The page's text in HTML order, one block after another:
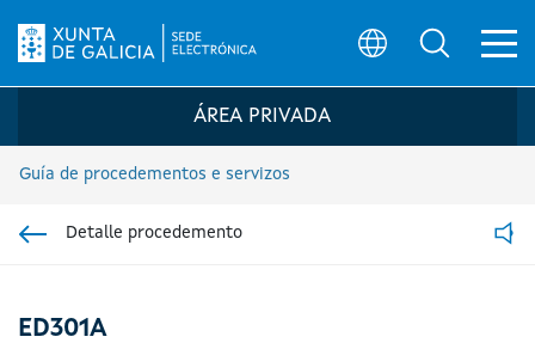
Logo da Sede electrónica da Xunta de
ÁREA PRIVADA
Guía de procedementos e servizos
Detalle procedemento
ED301A